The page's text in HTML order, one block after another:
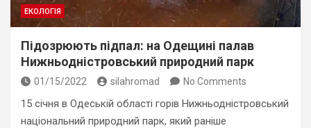
ЕКОЛОГІЯ
Підозрюють підпал: на Одещині палав
Нижньодністровський природний парк
01/15/2022 silahromad No Comments
15 січня в Одеській області горів Нижньодністровський
національний природний парк, який раніше